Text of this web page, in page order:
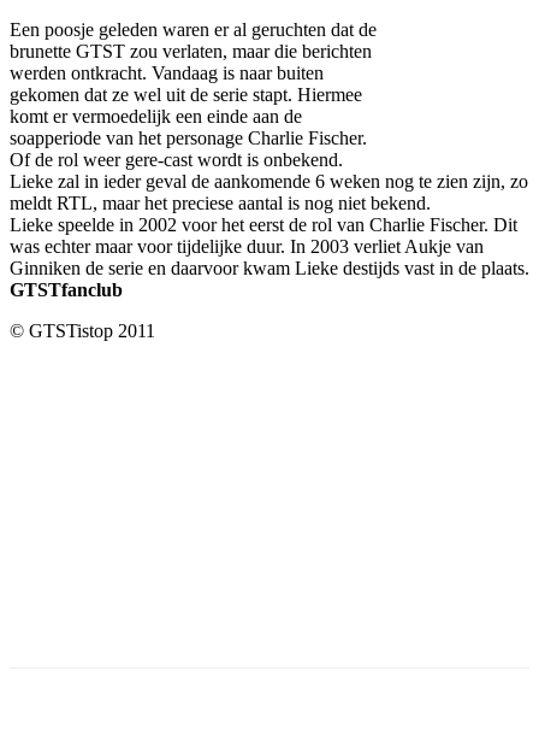
Een poosje geleden waren er al geruchten dat de
brunette GTST zou verlaten, maar die berichten
werden ontkracht. Vandaag is naar buiten
gekomen dat ze wel uit de serie stapt. Hiermee
komt er vermoedelijk een einde aan de
soapperiode van het personage Charlie Fischer.
Of de rol weer gere-cast wordt is onbekend.
Lieke zal in ieder geval de aankomende 6 weken nog te zien zijn, zo
meldt RTL, maar het preciese aantal is nog niet bekend.
Lieke speelde in 2002 voor het eerst de rol van Charlie Fischer. Dit
was echter maar voor tijdelijke duur. In 2003 verliet Aukje van
Ginniken de serie en daarvoor kwam Lieke destijds vast in de plaats.
GTSTfanclub
© GTSTistop 2011